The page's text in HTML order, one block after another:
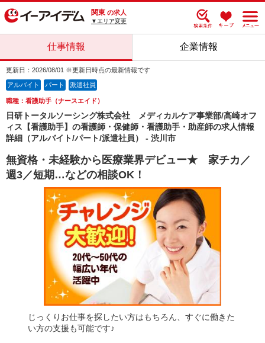
関東 の求人
▼エリア変更
仕事情報 企業情報
更新日：2026/08/01 ※更新日時点の最新情報です
アルバイト パート 派遣社員
職種：看護助手（ナースエイド）
日研トータルソーシング株式会社 メディカルケア事業部/高崎オフ
ィス【看護助手】の看護師・保健師・看護助手・助産師の求人情報
詳細（アルバイト/パート/派遣社員） - 渋川市
無資格・未経験から医療業界デビュー★ 家チカ／
週3／短期…などの相談OK！
じっくりお仕事を探したい方はもちろん、すぐに働きた
い方の支援も可能です♪